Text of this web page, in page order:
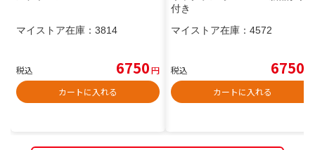
マイストア在庫： 3814
税込 6750円
カートに入れる
付き
マイストア在庫： 4572
税込 6750
カートに入れる